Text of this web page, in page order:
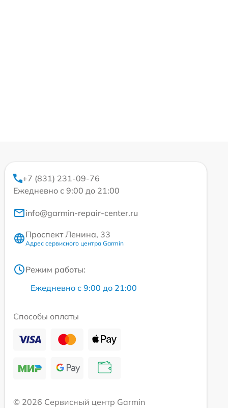
+7 (831) 231-09-76
Ежедневно с 9:00 до 21:00
info@garmin-repair-center.ru
Проспект Ленина, 33
Адрес сервисного центра Garmin
Режим работы:
Ежедневно с 9:00 до 21:00
Способы оплаты
© 2026 Сервисный центр Garmin